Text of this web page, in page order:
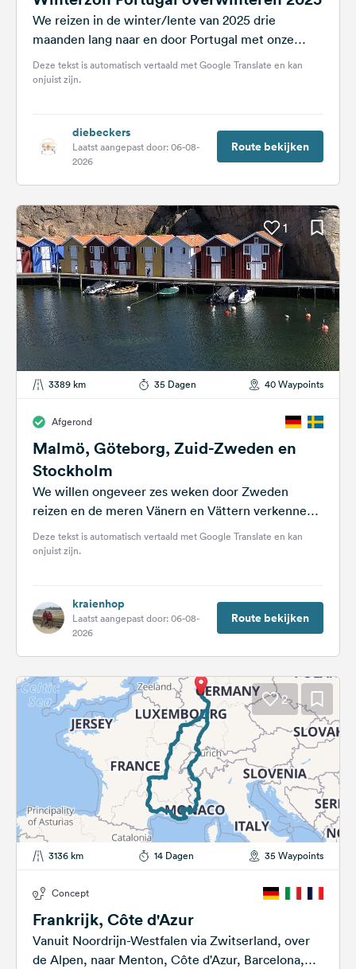
We reizen in de winter/lente van 2025 drie
maanden lang naar en door Portugal met onze
twee 🐾 harige vrienden....
Deze tekst is automatisch vertaald met Google Translate en kan
onjuist zijn.
diebeckers
Laatst aangepast door: 06-08-
2026
Route bekijken
1
3389 km 35 Dagen 40 Waypoints
Afgerond
Malmö, Göteborg, Zuid-Zweden en
Stockholm
We willen ongeveer zes weken door Zweden
reizen en de meren Vänern en Vättern verkennen.
We zijn ook van plan...
Deze tekst is automatisch vertaald met Google Translate en kan
onjuist zijn.
kraienhop
Laatst aangepast door: 06-08-
2026
Route bekijken
2
3136 km 14 Dagen 35 Waypoints
Concept
Frankrijk, Côte d'Azur
Vanuit Noordrijn-Westfalen via Zwitserland, over
de Alpen, naar Menton, Côte d'Azur, Barcelona,